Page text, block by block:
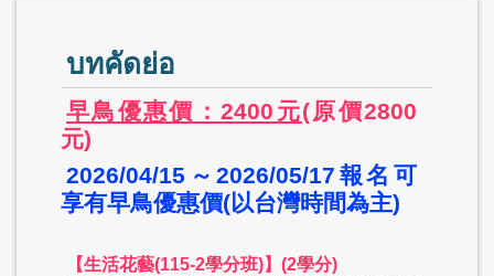
บทคัดย่อ
早鳥優惠價：2400元(原價2800
元)
2026/04/15～2026/05/17報名可
享有早鳥優惠價(以台灣時間為主)
【生活花藝(115-2學分班)】(2學分)